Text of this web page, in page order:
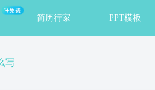
免费
简历行家 PPT模板
写